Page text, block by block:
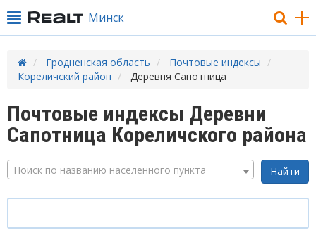
Минск
Гродненская область
Почтовые индексы
Кореличский район
Деревня Сапотница
Почтовые индексы Деревни
Сапотница Кореличского района
Поиск по названию населенного пункта